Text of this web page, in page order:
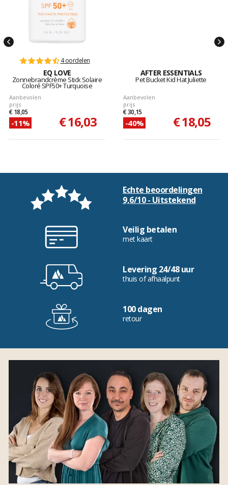
4 oordelen
EQ LOVE
Zonnebrandcrème Stick Solaire
Coloré SPF50+ Turquoise
Aanbevolen
prijs
€ 18,05
-11% € 16,03
AFTER ESSENTIALS
Pet Bucket Kid Hat Juliette
Aanbevolen
prijs
€ 30,15
-40% € 18,05
Echte beoordelingen
9,6/10 - Uitstekend
Veilig betalen
met kaart
Levering 24/48 uur
thuis of afhaalpunt
100 dagen
retour